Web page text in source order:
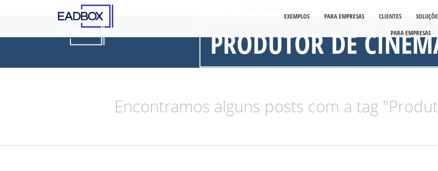
CLIENTES CASOS DE SUCESSO
PARA EMPRESAS
EXEMPLOS PARA EMPRESAS CLIENTES
PRODUTOR DE
Encontramos alguns posts com a tag